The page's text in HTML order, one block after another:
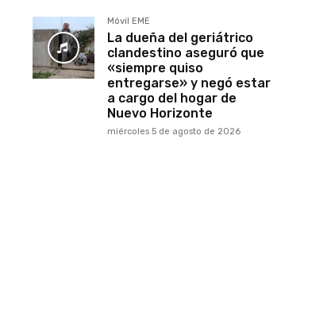
Móvil EME
La dueña del geriátrico
clandestino aseguró que
«siempre quiso
entregarse» y negó estar
a cargo del hogar de
Nuevo Horizonte
miércoles 5 de agosto de 2026